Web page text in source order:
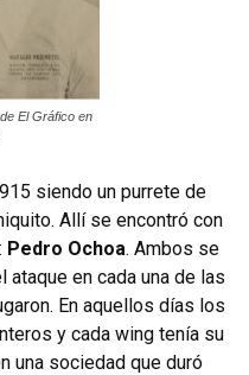
El Gráfico en
siendo un purrete de
Allí se encontró con
Pedro Ochoa. Ambos se
ataque en cada una de las
En aquellos días los
y cada wing tenía su
una sociedad que duró